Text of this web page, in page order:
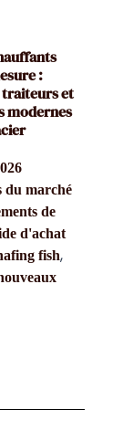
:
et
modernes
du marché
de
d'achat
fish,